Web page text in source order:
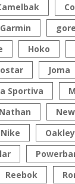
Garmin gore
Hoko
Joma
Sportiva
Nathan
Nike Oakley
Reebok